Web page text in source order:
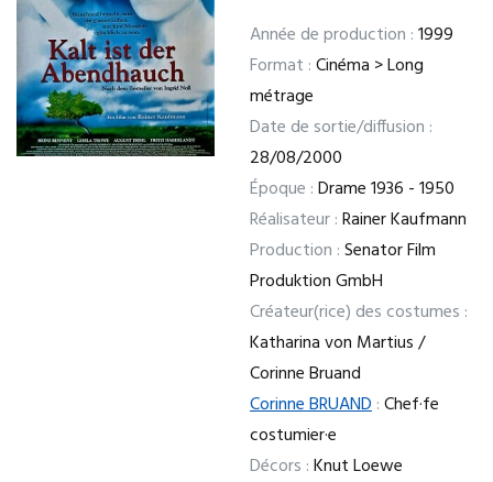
Année de production :1999
Format :Cinéma > Long
métrage
Date de sortie/diffusion :
28/08/2000
Époque :Drame 1936 - 1950
Réalisateur :Rainer Kaufmann
Production :Senator Film
Produktion GmbH
Créateur(rice) des costumes :
Katharina von Martius /
Corinne Bruand
Corinne BRUAND:Chef·fe
costumier·e
Décors :Knut Loewe